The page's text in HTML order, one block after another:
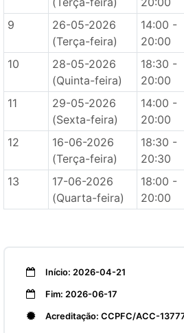
9
26-05-2026
(Terça-feira)
14:00 -
20:00
10
28-05-2026
(Quinta-feira)
18:30 -
20:00
11
29-05-2026
(Sexta-feira)
14:00 -
20:00
12
16-06-2026
(Terça-feira)
18:30 -
20:30
13
17-06-2026
(Quarta-feira)
18:00 -
20:00
Início: 2026-04-21
Fim: 2026-06-17
Acreditação: CCPFC/ACC-